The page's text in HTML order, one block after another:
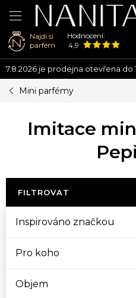
Přejít
na
obsah
Najdi si
parfém
Hodnocení:
4,9
7.8.2026 je prodejna otevřena do
Mini parfémy
Imitace
FILTROVAT
Inspirováno značkou
Pro koho
Objem